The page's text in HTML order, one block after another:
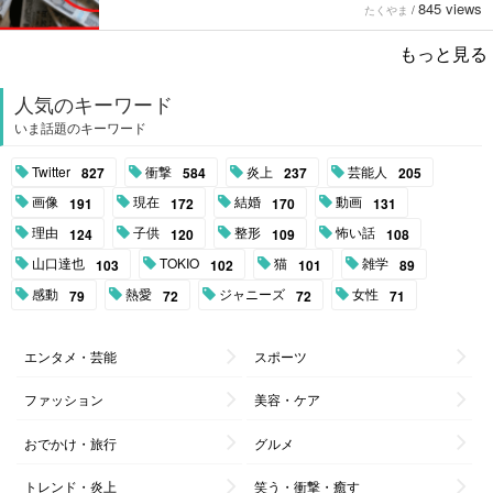
たくやま / 845 views
もっと見る
人気のキーワード
いま話題のキーワード
Twitter 827 衝撃 584 炎上 237 芸能人 205
画像 191 現在 172 結婚 170 動画 131
理由 124 子供 120 整形 109 怖い話 108
山口達也 103 TOKIO 102 猫 101 雑学 89
感動 79 熱愛 72 ジャニーズ 72 女性 71
エンタメ・芸能 スポーツ
ファッション 美容・ケア
おでかけ・旅行 グルメ
トレンド・炎上 笑う・衝撃・癒す